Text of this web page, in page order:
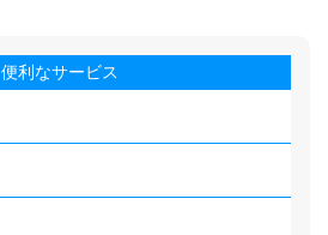
便利なサービス